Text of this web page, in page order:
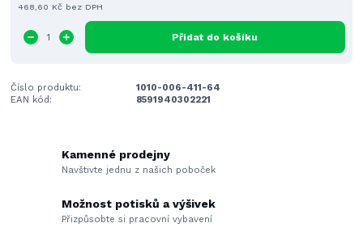
468,60 Kč bez DPH
Přidat do košíku
Číslo produktu:
1010-006-411-64
EAN kód:
8591940302221
Kamenné prodejny
Navštivte jednu z našich poboček
Možnost potisků a výšivek
Přizpůsobte si pracovní vybavení